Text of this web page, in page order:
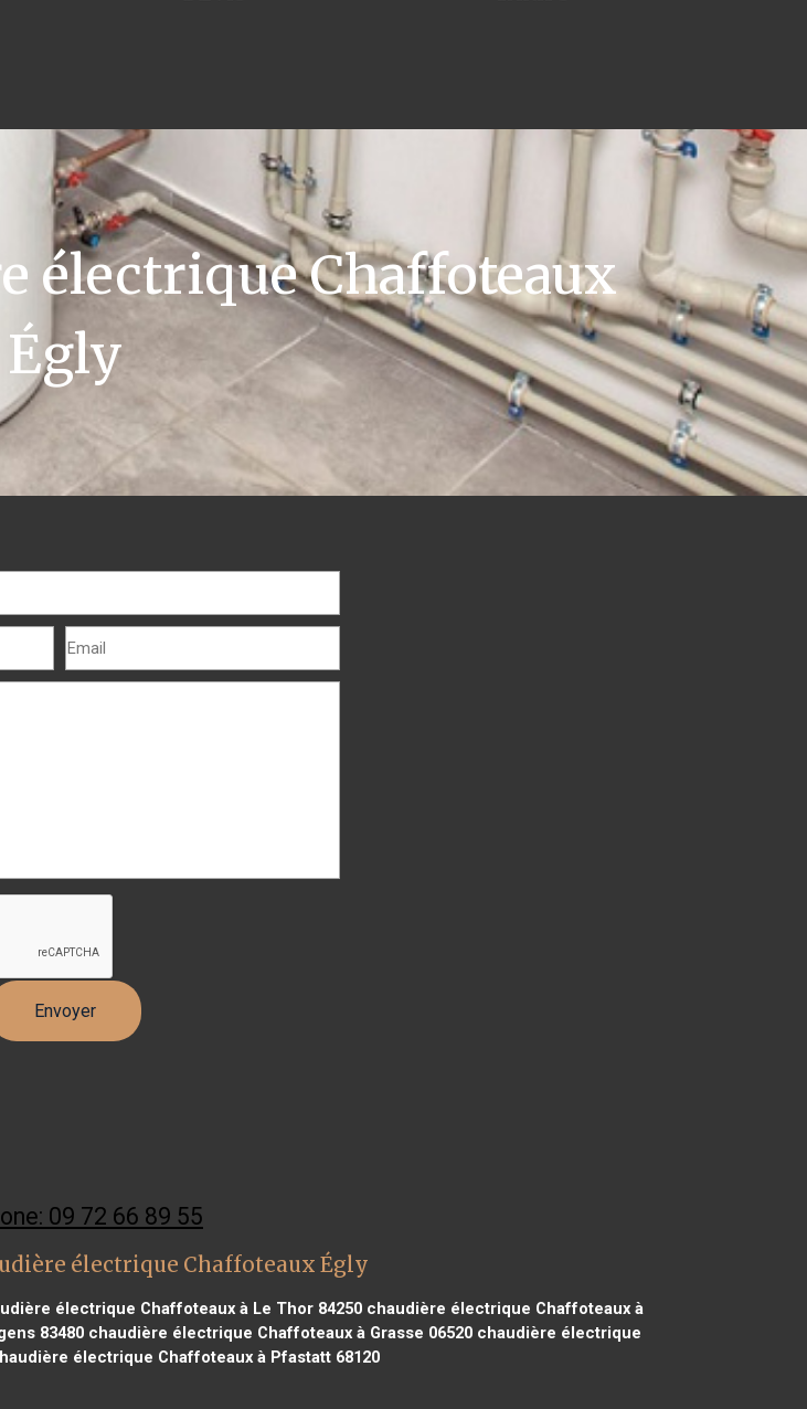
électrique Chaffoteaux
Égly
09 72 66 89 55
électrique Chaffoteaux Égly
électrique Chaffoteaux à Le Thor 84250 chaudière électrique Chaffoteaux à
83480chaudière électrique Chaffoteaux à Grasse 06520chaudière électrique
électrique Chaffoteaux à Pfastatt 68120